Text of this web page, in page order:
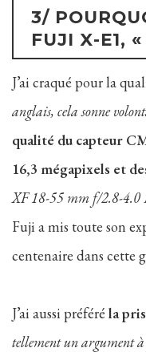
3/
FUJI X-E1,
J’ai craqué pour la
anglais, cela sonne
qualité du capteur
16,3 mégapixels et
XF 18-55 mm f/2.8-
Fuji a mis toute son
centenaire dans cette
J’ai aussi préféré la
tellement un argument à